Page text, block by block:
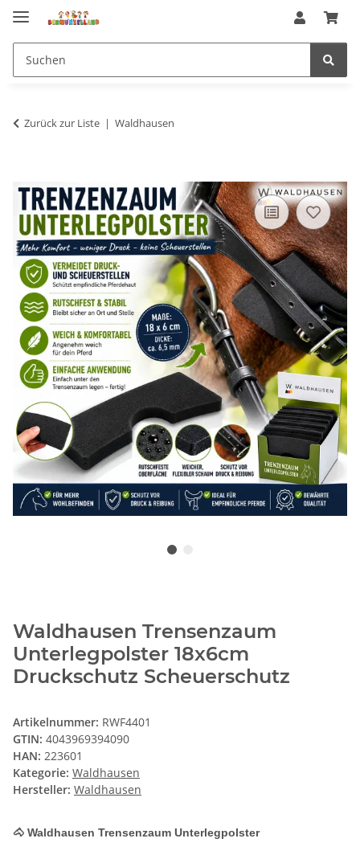
Zurück zur Liste Waldhausen
Waldhausen Trensenzaum
Unterlegpolster 18x6cm
Druckschutz Scheuerschutz
Artikelnummer: RWF4401
GTIN: 4043969394090
HAN: 223601
Kategorie: Waldhausen
Hersteller: Waldhausen
🐴 Waldhausen Trensenzaum Unterlegpolster